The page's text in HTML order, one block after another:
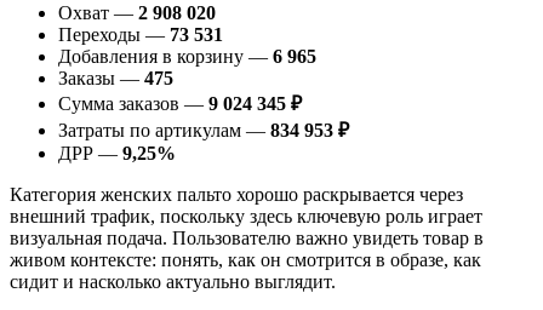
Охват — 2 908 020
Переходы — 73 531
Добавления в корзину — 6 965
Заказы — 475
Сумма заказов — 9 024 345 ₽
Затраты по артикулам — 834 953 ₽
ДРР — 9,25%
Категория женских пальто хорошо раскрывается через
внешний трафик, поскольку здесь ключевую роль играет
визуальная подача. Пользователю важно увидеть товар в
живом контексте: понять, как он смотрится в образе, как
сидит и насколько актуально выглядит.